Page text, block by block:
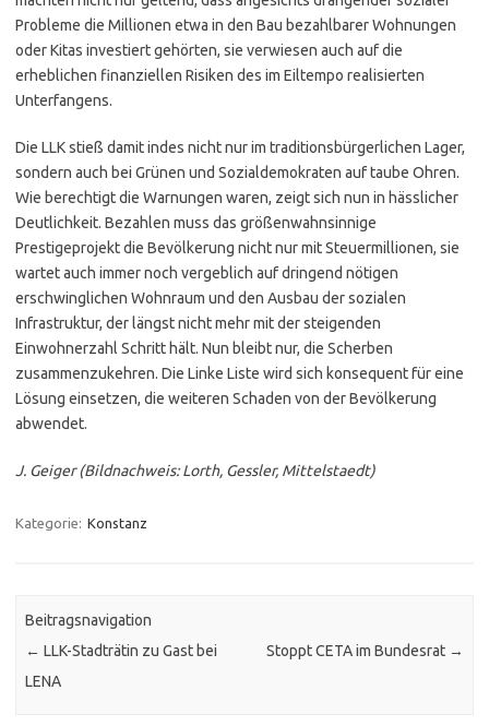
Probleme die Millionen etwa in den Bau bezahlbarer Wohnungen
oder Kitas investiert gehörten, sie verwiesen auch auf die
erheblichen finanziellen Risiken des im Eiltempo realisierten
Unterfangens.
Die LLK stieß damit indes nicht nur im traditionsbürgerlichen Lager,
sondern auch bei Grünen und Sozialdemokraten auf taube Ohren.
Wie berechtigt die Warnungen waren, zeigt sich nun in hässlicher
Deutlichkeit. Bezahlen muss das größenwahnsinnige
Prestigeprojekt die Bevölkerung nicht nur mit Steuermillionen, sie
wartet auch immer noch vergeblich auf dringend nötigen
erschwinglichen Wohnraum und den Ausbau der sozialen
Infrastruktur, der längst nicht mehr mit der steigenden
Einwohnerzahl Schritt hält. Nun bleibt nur, die Scherben
zusammenzukehren. Die Linke Liste wird sich konsequent für eine
Lösung einsetzen, die weiteren Schaden von der Bevölkerung
abwendet.
J. Geiger (Bildnachweis: Lorth, Gessler, Mittelstaedt)
Kategorie: Konstanz
Beitragsnavigation
← LLK-Stadträtin zu Gast bei
LENA
Stoppt CETA im Bundesrat →